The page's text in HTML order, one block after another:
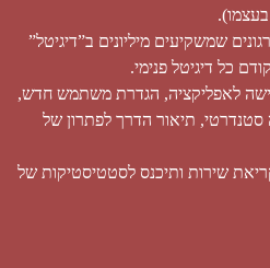
שמשקיעים מיליונים ב”דיגיטל”
כל דיגיטל פנימי.
לאפליקציה, הגדרת משתמש חדש,
תיאור הדרך לפתרון של
שירות ותיכנס לסטטיסטיקות של